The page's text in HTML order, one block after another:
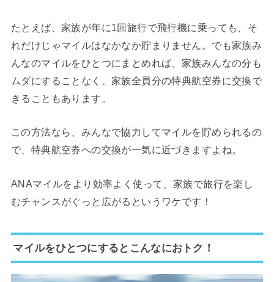
たとえば、家族が年に1回旅行で飛行機に乗っても、そ
れだけじゃマイルはなかなか貯まりません。でも家族み
んなのマイルをひとつにまとめれば、家族みんなの分も
ムダにすることなく、家族全員分の特典航空券に交換で
きることもあります。
この方法なら、みんなで協力してマイルを貯められるの
で、特典航空券への交換が一気に近づきますよね。
ANAマイルをより効率よく使って、家族で旅行を楽し
むチャンスがぐっと広がるというワケです！
マイルをひとつにするとこんなにおトク！